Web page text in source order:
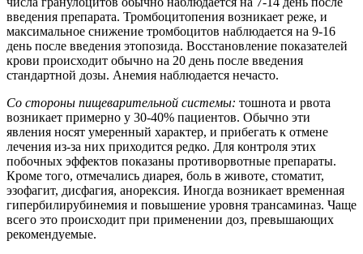
введения препарата. Тромбоцитопения возникает реже, и
максимальное снижение тромбоцитов наблюдается на 9-16
день после введения этопозида. Восстановление показателей
крови происходит обычно на 20 день после введения
стандартной дозы. Анемия наблюдается нечасто.
Со стороны пищеварительной системы: тошнота и рвота
возникает примерно у 30-40% пациентов. Обычно эти
явления носят умеренный характер, и прибегать к отмене
лечения из-за них приходится редко. Для контроля этих
побочных эффектов показаны противорвотные препараты.
Кроме того, отмечались диарея, боль в животе, стоматит,
эзофагит, дисфагия, анорексия. Иногда возникает временная
гипербилирубинемия и повышение уровня трансаминаз. Чаще
всего это происходит при применении доз, превышающих
рекомендуемые.